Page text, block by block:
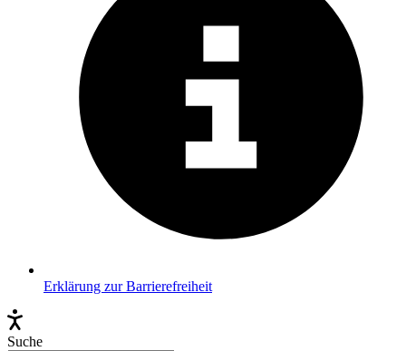
Erklärung zur Barrierefreiheit
Suche